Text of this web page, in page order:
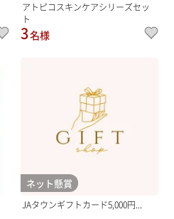
アトピコスキンケアシリーズセッ
ト
3名様
ネット懸賞
JAタウンギフトカード5,000円...